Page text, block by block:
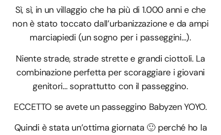
Sì, sì, in un villaggio che ha più di 1.000 anni e che
non è stato toccato dall’urbanizzazione e da ampi
marciapiedi (un sogno per i passeggini…).
Niente strade, strade strette e grandi ciottoli. La
combinazione perfetta per scoraggiare i giovani
genitori… soprattutto con il passeggino.
ECCETTO se avete un passeggino Babyzen YOYO.
Quindi è stata un’ottima giornata 🙂 perché ho la